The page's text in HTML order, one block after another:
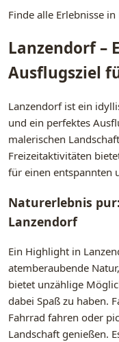
Finde alle Erlebnisse
Lanzendorf –
Ausflugsziel
Lanzendorf ist ein
und ein perfektes
malerischen
Freizeitaktivitäten
für einen entspannten
Naturerlebnis
Lanzendorf
Ein Highlight in
atemberaubende
bietet unzählige
dabei Spaß zu haben.
Fahrrad fahren oder
Landschaft genießen.